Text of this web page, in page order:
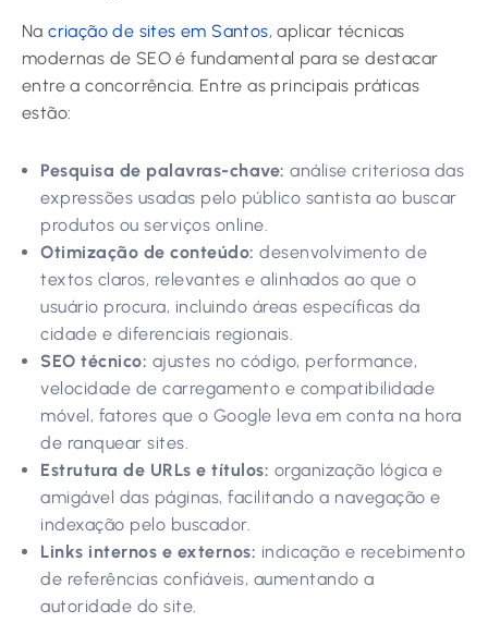
Nacriação de sites em Santos, aplicar técnicas
modernas de SEO é fundamental para se destacar
entre a concorrência. Entre as principais práticas
estão:
Pesquisa de palavras-chave: análise criteriosa das
expressões usadas pelo público santista ao buscar
produtos ou serviços online.
Otimização de conteúdo: desenvolvimento de
textos claros, relevantes e alinhados ao que o
usuário procura, incluindo áreas específicas da
cidade e diferenciais regionais.
SEO técnico: ajustes no código, performance,
velocidade de carregamento e compatibilidade
móvel, fatores que o Google leva em conta na hora
de ranquear sites.
Estrutura de URLs e títulos: organização lógica e
amigável das páginas, facilitando a navegação e
indexação pelo buscador.
Links internos e externos: indicação e recebimento
de referências confiáveis, aumentando a
autoridade do site.